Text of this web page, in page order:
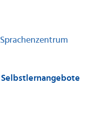
Sprachenzentrum
Selbstlernangebote